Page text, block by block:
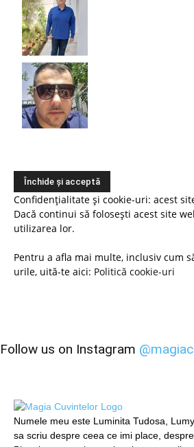
Confidențialitate și cookie-uri: acest
Dacă continui să folosești acest site
utilizarea lor.
Pentru a afla mai multe, inclusiv cum
urile, uită-te aici: Politică cookie-uri
Follow us on Instagram
Numele meu este Luminita Tudosa,
sa scriu despre ceea ce imi place,